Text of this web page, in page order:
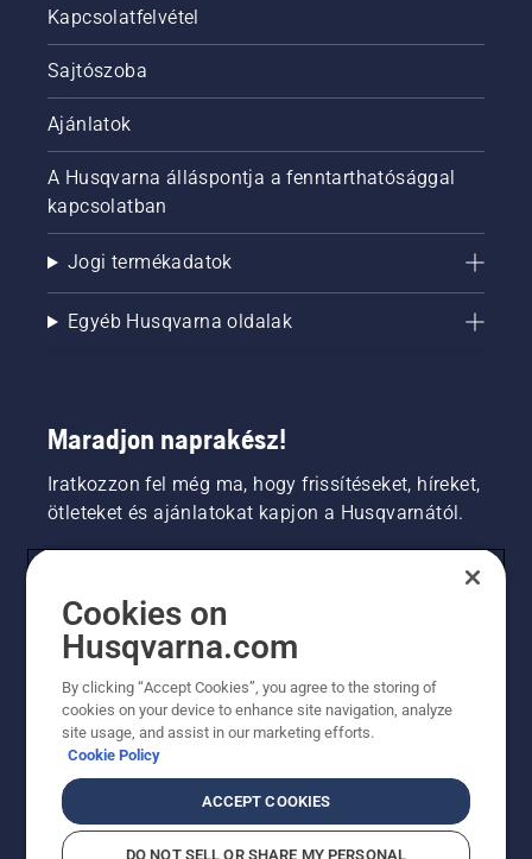
Kapcsolatfelvétel
Sajtószoba
Ajánlatok
A Husqvarna álláspontja a fenntarthatósággal
kapcsolatban
Jogi termékadatok
Egyéb Husqvarna oldalak
Maradjon naprakész!
Iratkozzon fel még ma, hogy frissítéseket, híreket,
ötleteket és ajánlatokat kapjon a Husqvarnától.
PROFESSZIONÁLIS
Cookies on
Husqvarna.com
By clicking “Accept Cookies”, you agree to the storing of
cookies on your device to enhance site navigation, analyze
site usage, and assist in our marketing efforts.
Cookie Policy
ACCEPT COOKIES
DO NOT SELL OR SHARE MY PERSONAL